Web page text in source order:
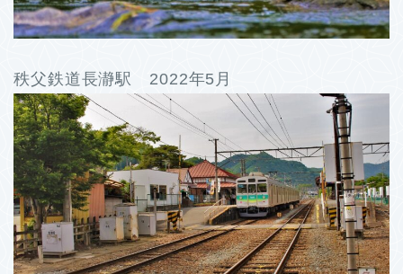
秩父鉄道長瀞駅 2022年5月